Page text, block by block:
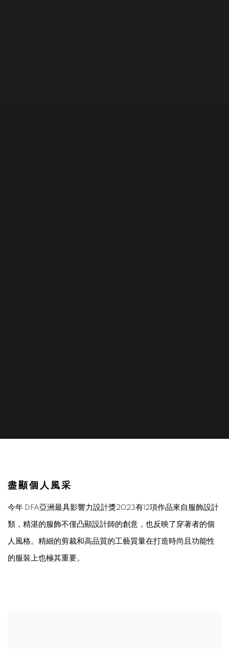
服飾設計2023
盡顯個人風采
今年 DFA亞洲最具影響力設計獎2023有12項作品來自服飾設計
類，精湛的服飾不僅凸顯設計師的創意，也反映了穿著者的個
人風格。精細的剪裁和高品質的工藝質量在打造時尚且功能性
的服裝上也極其重要。